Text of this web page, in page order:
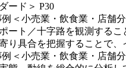
ード＞ P30
＜小売業・飲食業・店
ート／十字路を観測する
り具合を把握することで
＜小売業・飲食業・店舗